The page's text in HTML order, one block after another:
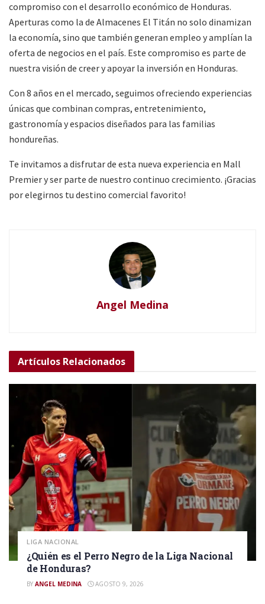
compromiso con el desarrollo económico de Honduras.
Aperturas como la de Almacenes El Titán no solo dinamizan
la economía, sino que también generan empleo y amplían la
oferta de negocios en el país. Este compromiso es parte de
nuestra visión de creer y apoyar la inversión en Honduras.
Con 8 años en el mercado, seguimos ofreciendo experiencias
únicas que combinan compras, entretenimiento,
gastronomía y espacios diseñados para las familias
hondureñas.
Te invitamos a disfrutar de esta nueva experiencia en Mall
Premier y ser parte de nuestro continuo crecimiento. ¡Gracias
por elegirnos tu destino comercial favorito!
Angel Medina
Artículos Relacionados
LIGA NACIONAL
¿Quién es el Perro Negro de la Liga Nacional
de Honduras?
BY ANGEL MEDINA AGOSTO 9, 2026